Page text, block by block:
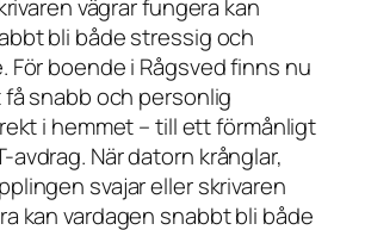
vägrar fungera kan
bli både stressig och
För boende i Rågsved finns nu
snabb och personlig
i hemmet – till ett förmånligt
avdrag. När datorn krånglar,
svajar eller skrivaren
kan vardagen snabbt bli både